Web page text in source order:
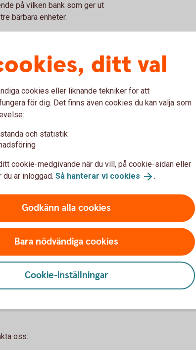
på vilken bank som ger ut
bärbara enheter.
Identity Check
jag handlar på nätet?
till tjänsten?
oss:
ditt val
cookies eller liknande tekniker för att
för dig. Det finns även cookies du kan välja som
och statistik
cookie-medgivande när du vill, på cookie-sidan eller
du är inloggad. Så hanterar vi cookies .
Godkänn alla cookies
Bara nödvändiga cookies
Cookie-inställningar